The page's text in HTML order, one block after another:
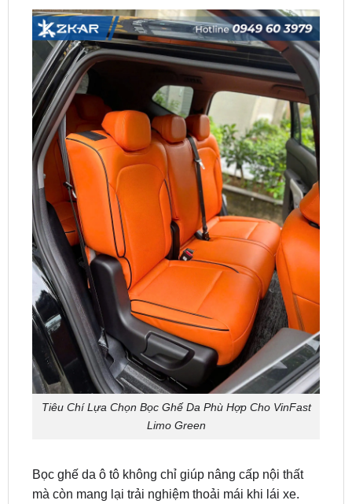
Tiêu Chí Lựa Chọn Bọc Ghế Da Phù Hợp Cho VinFast
Limo Green
Bọc ghế da ô tô không chỉ giúp nâng cấp nội thất
Đối với dòng xe điện VinFast Limo Green, việc lựa
chọn chất liệu bọc ghế phù hợp đóng vai trò quan